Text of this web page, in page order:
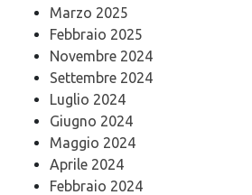
Marzo 2025
Febbraio 2025
Novembre 2024
Settembre 2024
Luglio 2024
Giugno 2024
Maggio 2024
Aprile 2024
Febbraio 2024